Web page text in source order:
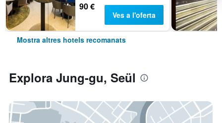
90 €
Ves a l'oferta
Mostra altres hotels recomanats
Explora Jung-gu, Seül